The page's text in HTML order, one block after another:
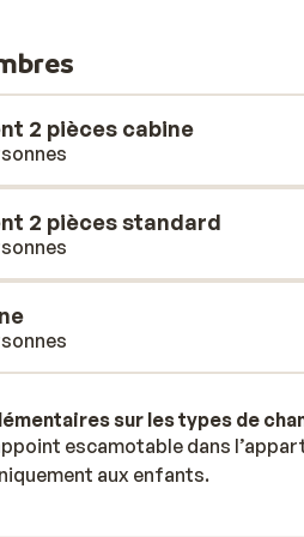
Intrêts, sont à seulement 250
ski a à offrir. Derrière ses
décorés avec des
Sur votre balcon, vous
moins clément, ou
Ce centre aquatique
sur 2 400 m², offre de
dans l’espace bien-être.
pour partager vos
2 pièces cabine
2 pièces standard
sur les types de
escamotable dans
aux enfants.